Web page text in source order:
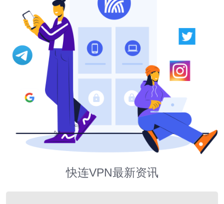
快连VPN最新资讯